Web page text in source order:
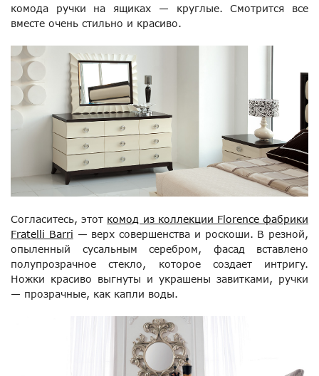
комода ручки на ящиках — круглые. Смотрится все
вместе очень стильно и красиво.
Согласитесь, этот комод из коллекции Florence фабрики
Fratelli Barri — верх совершенства и роскоши. В резной,
опыленный сусальным серебром, фасад вставлено
полупрозрачное стекло, которое создает интригу.
Ножки красиво выгнуты и украшены завитками, ручки
— прозрачные, как капли воды.